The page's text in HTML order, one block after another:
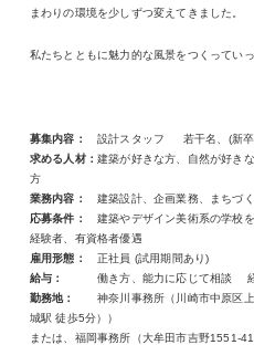
まわりの環境を少しずつ変えてきました。
私たちとともに魅力的な風景をつくってい
募集内容：
設計スタッフ 若干名、(新卒
求める人材：建築が好きな方、自然が好き
方
業務内容：
建築設計、企画業務、まちづ
応募条件：
建築やデザイン美術系の学校
経験者、有資格者優遇
雇用形態：
正社員 (試用期間あり)
給与：
働き方、能力に応じて相談
勤務地：
神奈川事務所（川崎市中原区上
城駅 徒歩5分））
または、福岡事務所（大牟田市吉野1551-41